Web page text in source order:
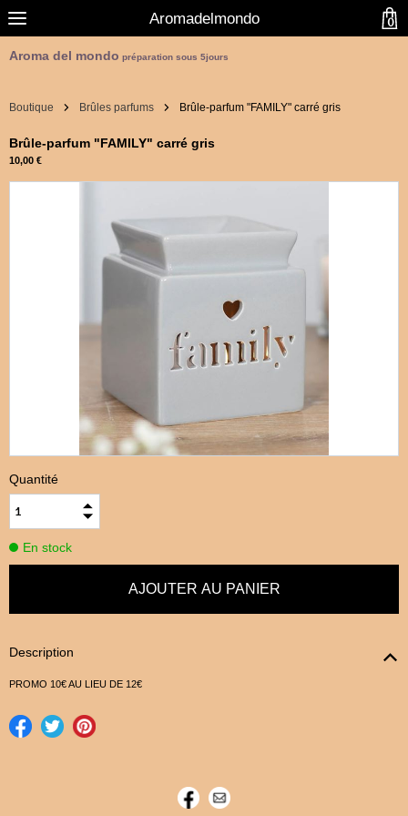
Aromadelmondo
Aroma del mondo préparation sous 5jours
Boutique Brûles parfums Brûle-parfum "FAMILY" carré gris
Brûle-parfum "FAMILY" carré gris
10,00 €
Quantité
En stock
Description
PROMO 10€ AU LIEU DE 12€
0